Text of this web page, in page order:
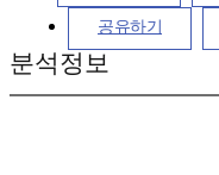
공유하기
분석정보